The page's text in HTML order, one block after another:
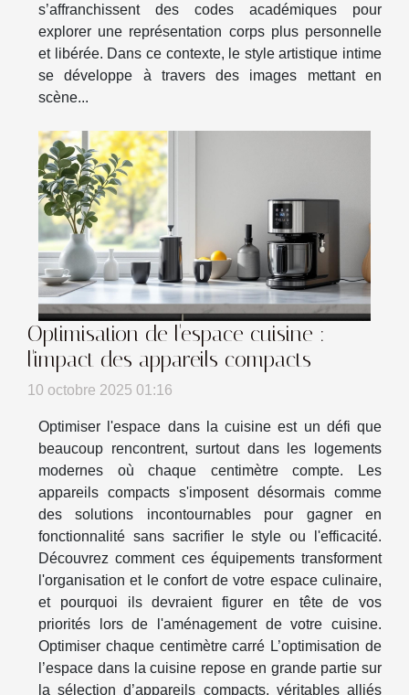
s’affranchissent des codes académiques pour
explorer une représentation corps plus personnelle
et libérée. Dans ce contexte, le style artistique intime
se développe à travers des images mettant en
scène...
Optimisation de l'espace cuisine :
l'impact des appareils compacts
10 octobre 2025 01:16
Optimiser l'espace dans la cuisine est un défi que
beaucoup rencontrent, surtout dans les logements
modernes où chaque centimètre compte. Les
appareils compacts s'imposent désormais comme
des solutions incontournables pour gagner en
fonctionnalité sans sacrifier le style ou l'efficacité.
Découvrez comment ces équipements transforment
l'organisation et le confort de votre espace culinaire,
et pourquoi ils devraient figurer en tête de vos
priorités lors de l'aménagement de votre cuisine.
Optimiser chaque centimètre carré L’optimisation de
l’espace dans la cuisine repose en grande partie sur
la sélection d’appareils compacts, véritables alliés